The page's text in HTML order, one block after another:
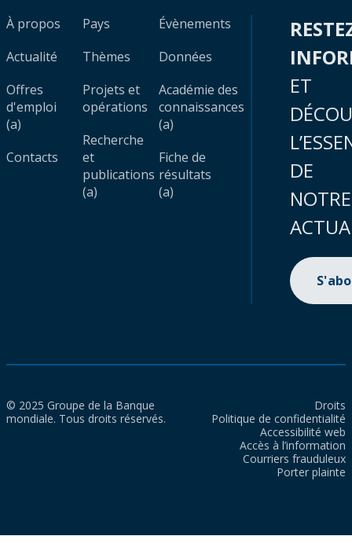
À propos
Actualité
Offres
d'emploi
(a)
Contacts
Pays
Thèmes
Projets et
opérations
Recherche
et
publications
(a)
Évènements
Données
Académie des
connaissances
(a)
Fiche de
résultats
(a)
ET
DE
NOTRE
© 2025 Groupe de la Banque
mondiale. Tous droits réservés.
Droits
Politique de confidentialité
Accessibilité web
Accès à l’information
Courriers frauduleux
Porter plainte